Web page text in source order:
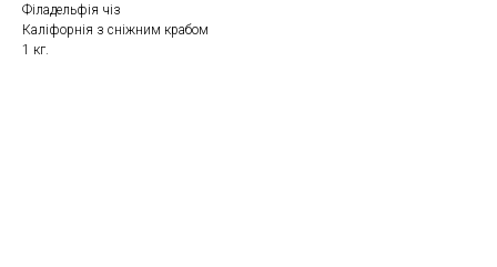
Філадельфія чіз
Каліфорнія з сніжним крабом
1 кг.